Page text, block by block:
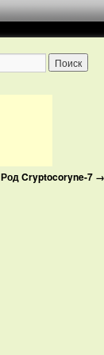
Род Cryptocoryne-7 →